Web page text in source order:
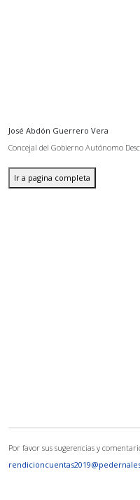
José Abdón Guerrero Vera
Concejal del Gobierno Autónomo
Ir a pagina completa
Por favor sus sugerencias y